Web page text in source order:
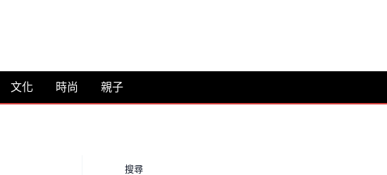
文化 時尚 親子
搜尋